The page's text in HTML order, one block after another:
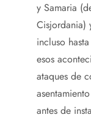
y Samaria
Cisjordania)
incluso
esos
ataques de
antes de